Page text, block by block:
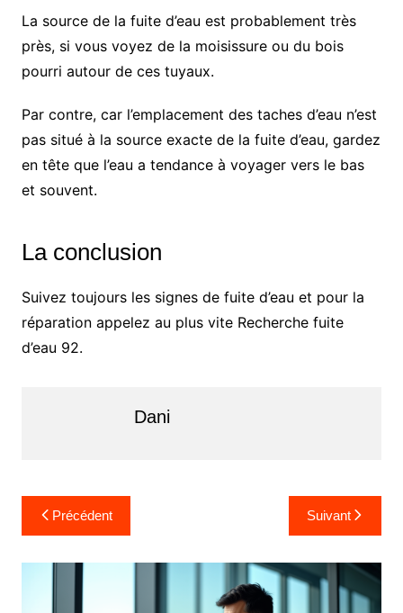
La source de la fuite d’eau est probablement très
près, si vous voyez de la moisissure ou du bois
pourri autour de ces tuyaux.
Par contre, car l’emplacement des taches d’eau n’est
pas situé à la source exacte de la fuite d’eau, gardez
en tête que l’eau a tendance à voyager vers le bas
et souvent.
La conclusion
Suivez toujours les signes de fuite d’eau et pour la
réparation appelez au plus vite Recherche fuite
d’eau 92.
Dani
Navigation
de
l’article
Précédent Suivant